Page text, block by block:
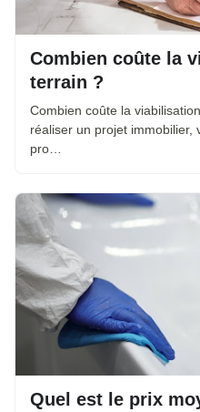
Combien coûte la
terrain ?
Combien coûte la
réaliser un projet immobilier,
pro…
Quel est le prix